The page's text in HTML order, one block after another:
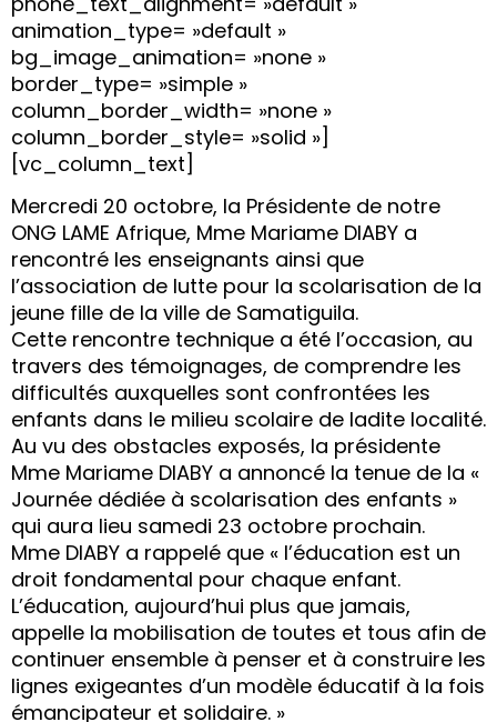
animation_type= »default »
bg_image_animation= »none »
border_type= »simple »
column_border_width= »none »
column_border_style= »solid »]
[vc_column_text]
Mercredi 20 octobre, la Présidente de notre
ONG LAME Afrique, Mme Mariame DIABY a
rencontré les enseignants ainsi que
l’association de lutte pour la scolarisation de la
jeune fille de la ville de Samatiguila.
Cette rencontre technique a été l’occasion, au
travers des témoignages, de comprendre les
difficultés auxquelles sont confrontées les
enfants dans le milieu scolaire de ladite localité.
Au vu des obstacles exposés, la présidente
Mme Mariame DIABY a annoncé la tenue de la «
Journée dédiée à scolarisation des enfants »
qui aura lieu samedi 23 octobre prochain.
Mme DIABY a rappelé que « l’éducation est un
droit fondamental pour chaque enfant.
L’éducation, aujourd’hui plus que jamais,
appelle la mobilisation de toutes et tous afin de
continuer ensemble à penser et à construire les
lignes exigeantes d’un modèle éducatif à la fois
émancipateur et solidaire. »